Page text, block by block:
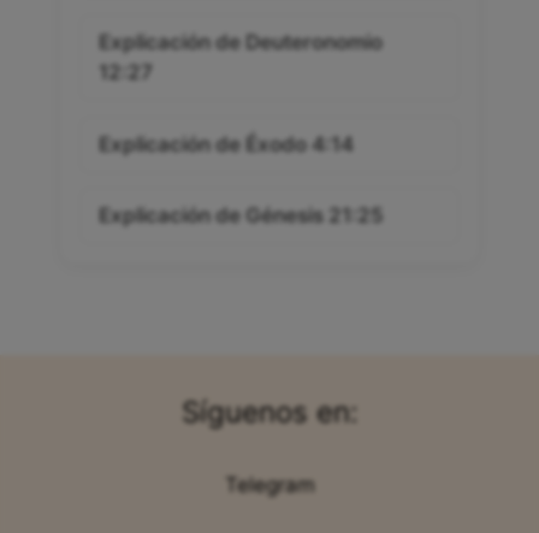
Explicación de Deuteronomio
12:27
Explicación de Éxodo 4:14
Explicación de Génesis 21:25
Síguenos en:
Telegram